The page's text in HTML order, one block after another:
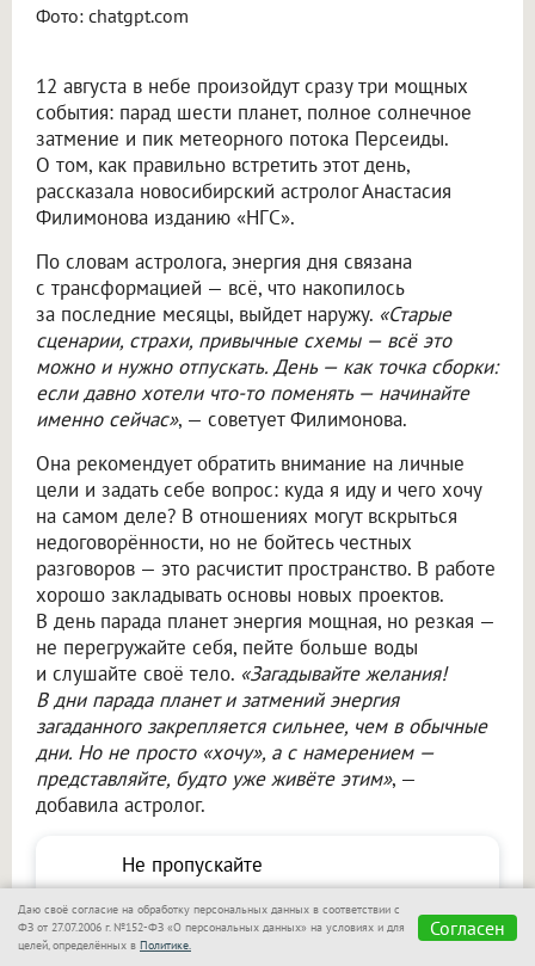
Фото: chatgpt.com
12 августа в небе произойдут сразу три мощных
события: парад шести планет, полное солнечное
затмение и пик метеорного потока Персеиды.
О том, как правильно встретить этот день,
рассказала новосибирский астролог Анастасия
Филимонова изданию «НГС».
По словам астролога, энергия дня связана
с трансформацией — всё, что накопилось
за последние месяцы, выйдет наружу. «Старые
сценарии, страхи, привычные схемы — всё это
можно и нужно отпускать. День — как точка сборки:
если давно хотели что-то поменять — начинайте
именно сейчас», — советует Филимонова.
Она рекомендует обратить внимание на личные
цели и задать себе вопрос: куда я иду и чего хочу
на самом деле? В отношениях могут вскрыться
недоговорённости, но не бойтесь честных
разговоров — это расчистит пространство. В работе
хорошо закладывать основы новых проектов.
В день парада планет энергия мощная, но резкая —
не перегружайте себя, пейте больше воды
и слушайте своё тело. «Загадывайте желания!
В дни парада планет и затмений энергия
загаданного закрепляется сильнее, чем в обычные
дни. Но не просто «хочу», а с намерением —
представляйте, будто уже живёте этим», —
добавила астролог.
Не пропускайте
первыми с Om1 в
Подписаться
Даю своё согласие на обработку персональных данных в соответствии с
ФЗ от 27.07.2006 г. №152-ФЗ «О персональных данных» на условиях и для
целей, определённых в Политике.
Согласен